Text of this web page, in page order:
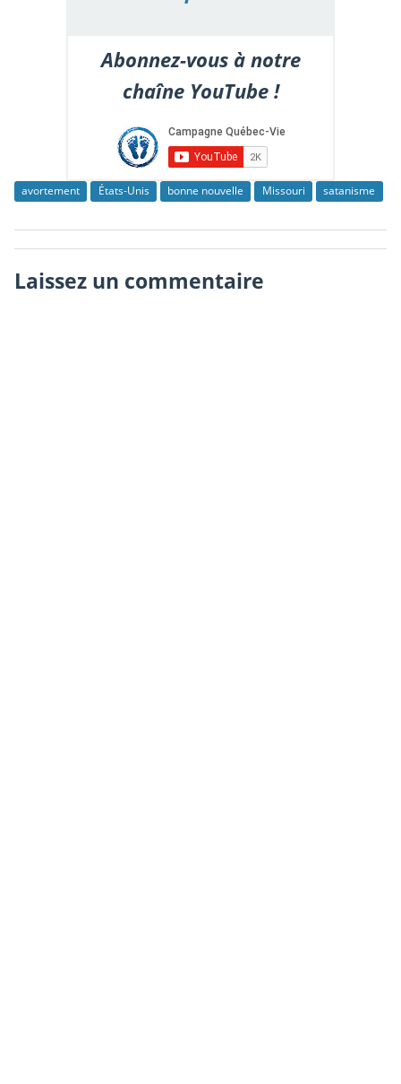
Abonnez-vous à notre
chaîne YouTube !
avortement États-Unis bonne nouvelle Missouri satanisme
Laissez un commentaire